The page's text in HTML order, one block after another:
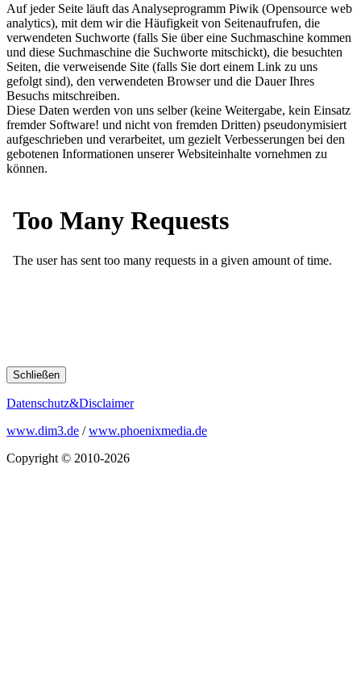
Auf jeder Seite läuft das Analyseprogramm Piwik (Opensource web
analytics), mit dem wir die Häufigkeit von Seitenaufrufen, die
verwendeten Suchworte (falls Sie über eine Suchmaschine kommen
und diese Suchmaschine die Suchworte mitschickt), die besuchten
Seiten, die verweisende Site (falls Sie dort einem Link zu uns
gefolgt sind), den verwendeten Browser und die Dauer Ihres
Besuchs mitschreiben.
Diese Daten werden von uns selber (keine Weitergabe, kein Einsatz
fremder Software! und nicht von fremden Dritten) pseudonymisiert
aufgeschrieben und verarbeitet, um gezielt Verbesserungen bei den
gebotenen Informationen unserer Websiteinhalte vornehmen zu
können.
Schließen
Datenschutz&Disclaimer
www.dim3.de /www.phoenixmedia.de
Copyright © 2010-2026